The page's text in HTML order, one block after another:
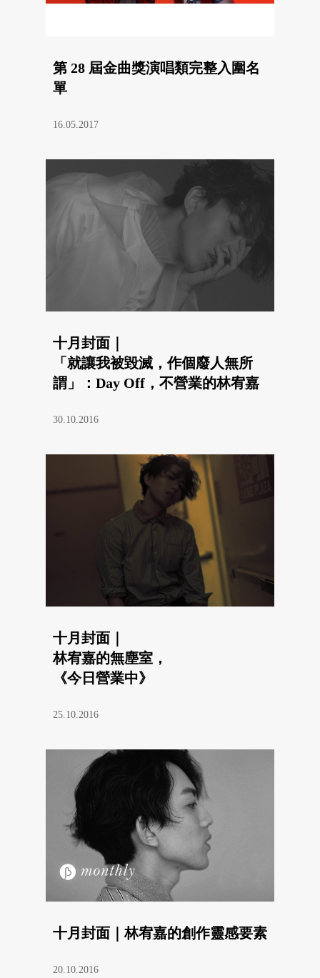
第 28 屆金曲獎演唱類完整入圍名
單
16.05.2017
十月封面｜
「就讓我被毀滅，作個廢人無所
謂」：Day Off，不營業的林宥嘉
30.10.2016
十月封面｜
林宥嘉的無塵室，
《今日營業中》
25.10.2016
十月封面｜林宥嘉的創作靈感要素
20.10.2016